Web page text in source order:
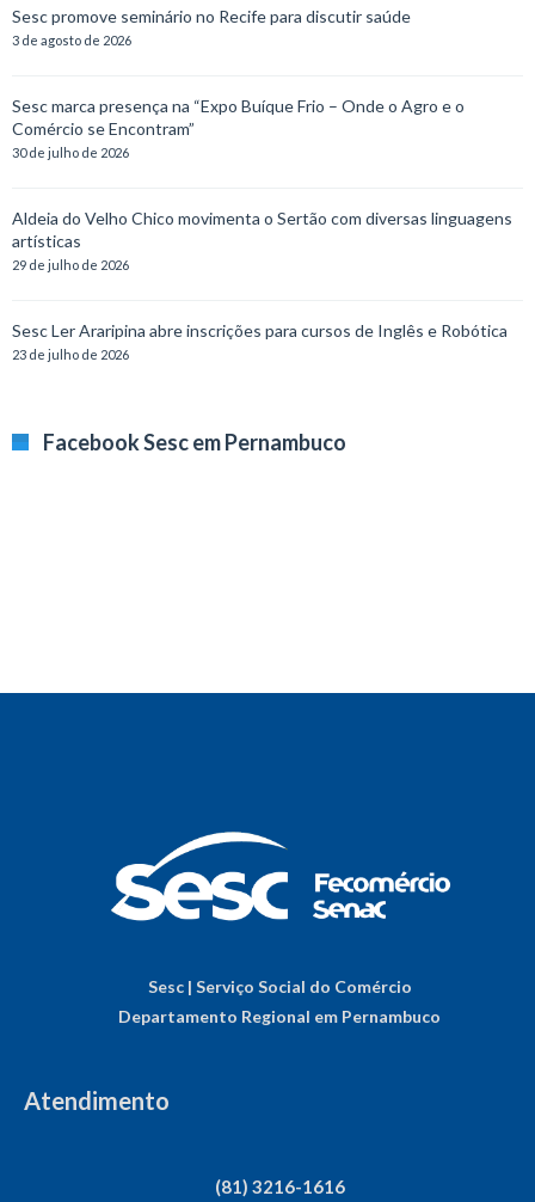
Sesc promove seminário no Recife para discutir saúde
3 de agosto de 2026
Sesc marca presença na “Expo Buíque Frio – Onde o Agro e o
Comércio se Encontram”
30 de julho de 2026
Aldeia do Velho Chico movimenta o Sertão com diversas linguagens
artísticas
29 de julho de 2026
Sesc Ler Araripina abre inscrições para cursos de Inglês e Robótica
23 de julho de 2026
Facebook Sesc em Pernambuco
Sesc | Serviço Social do Comércio
Departamento Regional em Pernambuco
Atendimento
(81) 3216-1616